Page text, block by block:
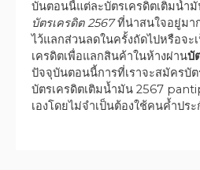
บันตอนนี้แต่ละบัตรเครดิตเติมน้ำ
บัตรเครดิต 2567ที่น่าสนใจอยู่มา
ไว้แลกส่วนลดในครั้งถัดไปหรือจะ
เครดิตเพื่อแลกสินค้าในห้างผ่านบั
ปัจจุบันตอนนี้การที่เราจะสมัครบั
บัตรเครดิตเติมน้ำมัน 2567
เองโดยไม่จำเป็นต้องใช้คนค้ำปร